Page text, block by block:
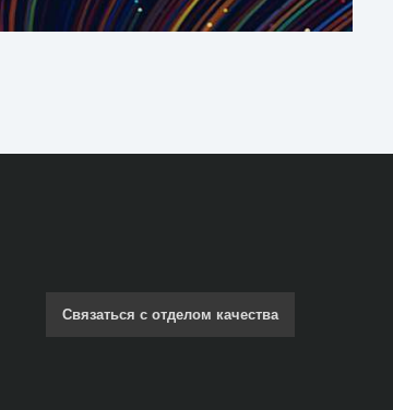
Связаться с отделом качества